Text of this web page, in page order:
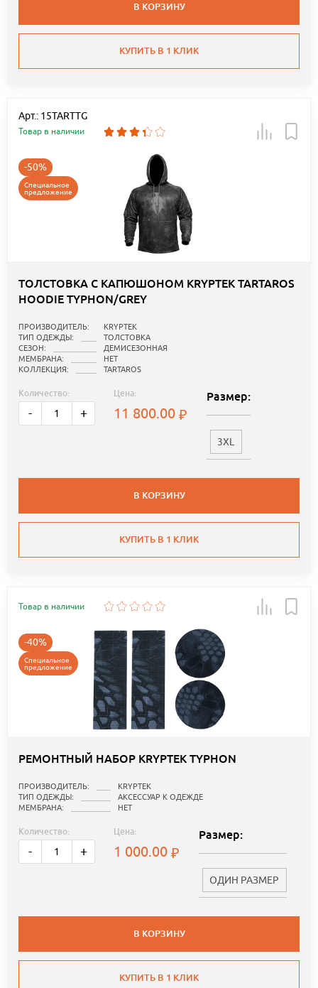
В КОРЗИНУ
КУПИТЬ В 1 КЛИК
Арт.: 15TARTTG
Товар в наличии
-50%
Специальное
предложение
ТОЛСТОВКА С КАПЮШОНОМ KRYPTEK TARTAROS
HOODIE TYPHON/GREY
ПРОИЗВОДИТЕЛЬ:
KRYPTEK
ТИП ОДЕЖДЫ:
ТОЛСТОВКА
СЕЗОН:
ДЕМИСЕЗОННАЯ
МЕМБРАНА:
НЕТ
КОЛЛЕКЦИЯ:
TARTAROS
Количество:
- +
Цена:
11 800.00
Размер:
3XL
В КОРЗИНУ
КУПИТЬ В 1 КЛИК
Товар в наличии
-40%
Специальное
предложение
РЕМОНТНЫЙ НАБОР KRYPTEK TYPHON
ПРОИЗВОДИТЕЛЬ:
KRYPTEK
ТИП ОДЕЖДЫ:
АКСЕССУАР К ОДЕЖДЕ
МЕМБРАНА:
НЕТ
Количество:
- +
Цена:
1 000.00
Размер:
ОДИН РАЗМЕР
В КОРЗИНУ
КУПИТЬ В 1 КЛИК